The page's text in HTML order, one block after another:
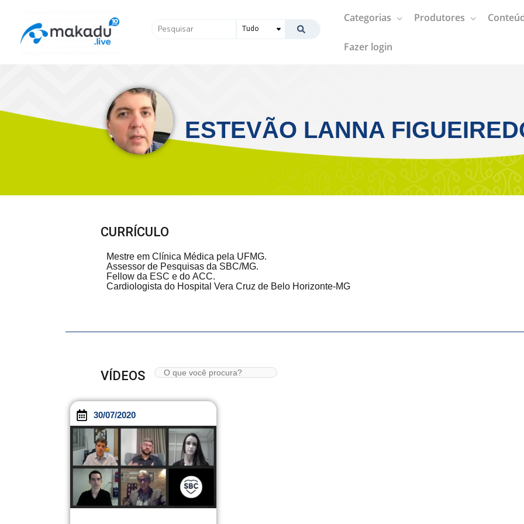
Pesquisar
Categorias Produtores
Fazer login
ESTEVÃO LANNA
CURRÍCULO
Mestre em Clínica Médica pela UFMG.
Assessor de Pesquisas da SBC/MG.
Fellow da ESC e do ACC.
Cardiologista do Hospital Vera Cruz de Belo Horizonte-MG
VÍDEOS
30/07/2020